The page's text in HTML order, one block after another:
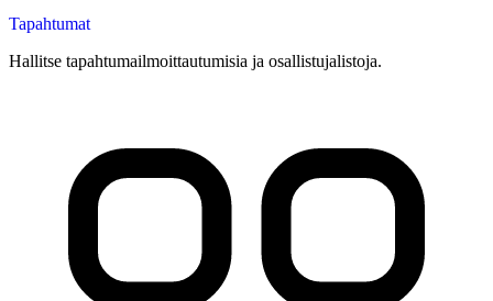
Tapahtumat
Hallitse tapahtumailmoittautumisia ja osallistujalistoja.